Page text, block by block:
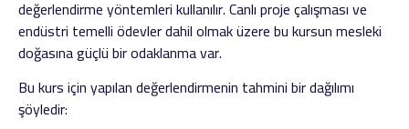
değerlendirme yöntemleri kullanılır. Canlı proje çalışması ve
endüstri temelli ödevler dahil olmak üzere bu kursun mesleki
doğasına güçlü bir odaklanma var.
Bu kurs için yapılan değerlendirmenin tahmini bir dağılımı
şöyledir: